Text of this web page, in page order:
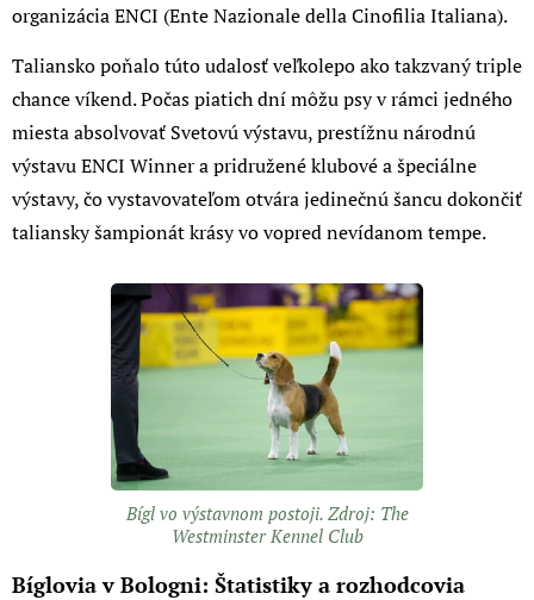
organizácia ENCI (Ente Nazionale della Cinofilia Italiana).
Taliansko poňalo túto udalosť veľkolepo ako takzvaný triple
chance víkend. Počas piatich dní môžu psy v rámci jedného
miesta absolvovať Svetovú výstavu, prestížnu národnú
výstavu ENCI Winner a pridružené klubové a špeciálne
výstavy, čo vystavovateľom otvára jedinečnú šancu dokončiť
taliansky šampionát krásy vo vopred nevídanom tempe.
Bígl vo výstavnom postoji. Zdroj: The
Westminster Kennel Club
Bíglovia v Bologni: Štatistiky a rozhodcovia